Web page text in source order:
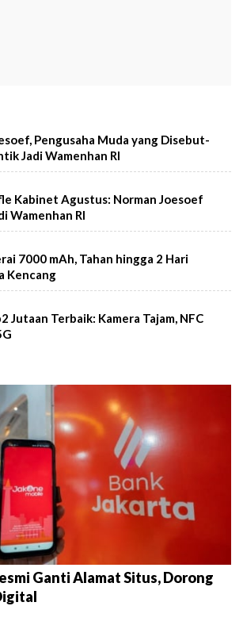
Pengusaha Muda yang Disebut-
Jadi Wamenhan RI
Kabinet Agustus: Norman Joesoef
Wamenhan RI
7000 mAh, Tahan hingga 2 Hari
Kencang
Jutaan Terbaik: Kamera Tajam, NFC
Ganti Alamat Situs, Dorong